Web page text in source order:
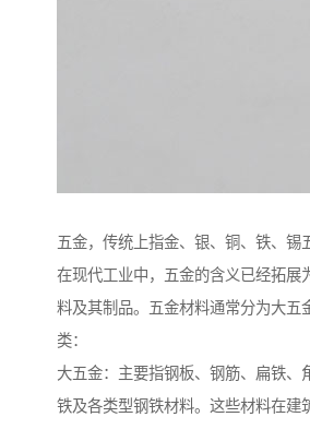
五金，传统上指金、银、铜、铁、锡
在现代工业中，五金的含义已经拓展
料及其制品。五金材料通常分为大五
类：
大五金：主要指钢板、钢筋、扁铁、
铁及各类型钢铁材料。这些材料在建